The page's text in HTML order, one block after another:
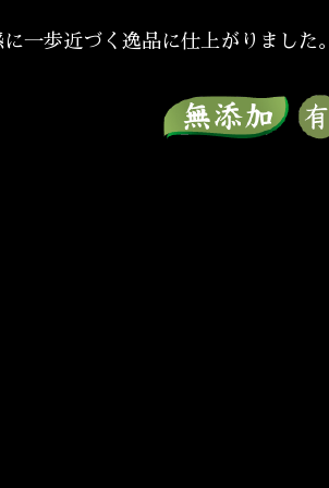
一歩近づく逸品に仕上がりました。